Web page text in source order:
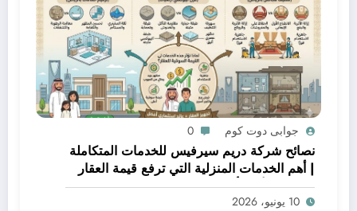
جوابى دوت كوم 0
نصائح شركة دريم سيرفيس للخدمات المتكاملة
| أهم الخدمات المنزلية التي ترفع قيمة العقار
قبل البيع أو التأجير
10 يونيو، 2026